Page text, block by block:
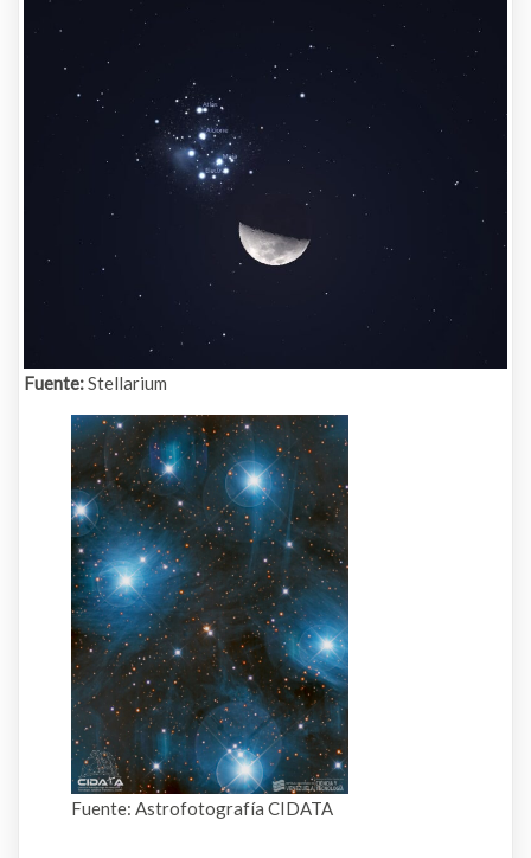
Fuente:Stellarium
Fuente: Astrofotografía CIDATA